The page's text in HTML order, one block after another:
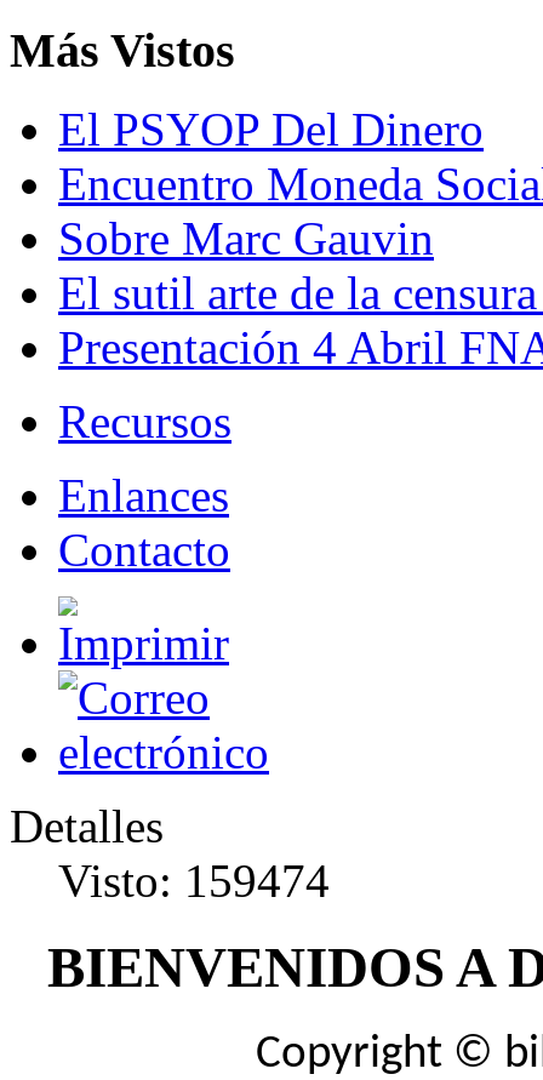
Más Vistos
El PSYOP Del Dinero
Encuentro Moneda
Sobre Marc Gauvin
El sutil arte de la
Presentación 4 Abril
Recursos
Enlances
Contacto
Detalles
Visto: 159474
BIENVENIDOS A
Copyright ©